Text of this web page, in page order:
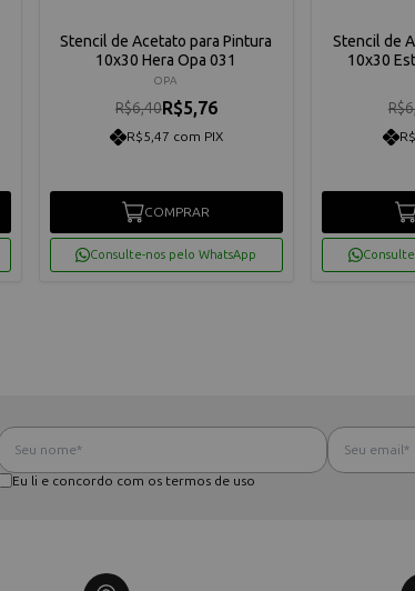
Stencil de Acetato para Pintura
10x30 Hera Opa 031
OPA
R$6,40R$5,76
R$5,47 com PIX
COMPRAR
Consulte-nos pelo WhatsApp
Stencil de
10x30
Eu li e concordo com os termos de uso